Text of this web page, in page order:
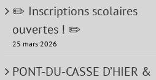
✏️ Inscriptions scolaires
ouvertes ! ✏️
25 mars 2026
PONT-DU-CASSE D’HIER &